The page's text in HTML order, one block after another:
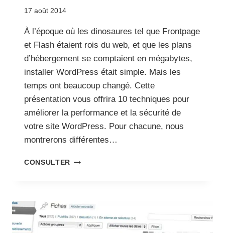
17 août 2014
À l’époque où les dinosaures tel que Frontpage
et Flash étaient rois du web, et que les plans
d’hébergement se comptaient en mégabytes,
installer WordPress était simple. Mais les
temps ont beaucoup changé. Cette
présentation vous offrira 10 techniques pour
améliorer la performance et la sécurité de
votre site WordPress. Pour chacune, nous
montrerons différentes…
CONSULTER WORDPRESS